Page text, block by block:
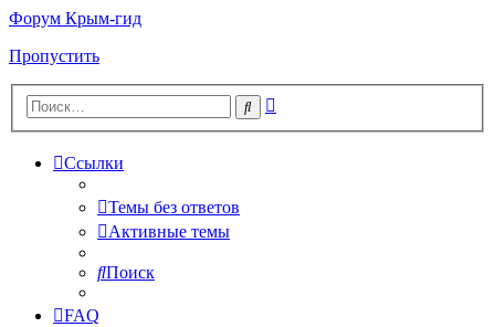
Форум Крым-гид
Пропустить
Поиск
Ссылки
Темы без ответов
Активные темы
Поиск
FAQ